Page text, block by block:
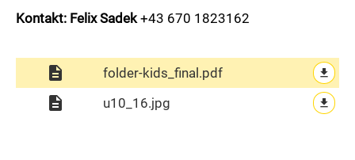
Betreuer
Regionalliga Ost
Kader
Betreuer
Kontakt: Felix Sadek+43 670 1823162
description folder-kids_final.pdf file_download
description u10_16.jpg file_download